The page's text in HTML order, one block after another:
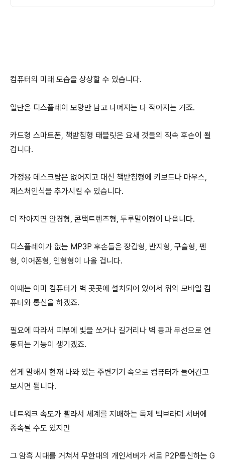
컴퓨터의 미래 모습을 상상할 수 있습니다.
일단은 디스플레이 모양만 남고 나머지는 다 작아지는 거죠.
카드형 스마트폰, 책받침형 태블릿은 요새 것들의 직속 후손이 될
겁니다.
가정용 데스크탑은 없어지고 대신 책받침형에 키보드나 마우스,
제스처인식을 추가시킬 수 있습니다.
더 작아지면 안경형, 콘택트렌즈형, 두루말이형이 나옵니다.
디스플레이가 없는 MP3P 후손들은 장갑형, 반지형, 구슬형, 펜
형, 이어폰형, 인형형이 나올 겁니다.
이때는 이미 컴퓨터가 벽 곳곳에 설치되어 있어서 위의 모바일 컴
퓨터와 통신을 하겠죠.
필요에 따라서 피부에 빛을 쏘거나 길거리나 벽 등과 무선으로 연
동되는 기능이 생기겠죠.
쉽게 말해서 현재 나와 있는 주변기기 속으로 컴퓨터가 들어간고
보시면 됩니다.
네트워크 속도가 빨라서 세계를 지배하는 독제 빅브라더 서버에
종속될 수도 있지만
그 암흑 시대를 거쳐서 무한대의 개인서버가 서로 P2P통신하는 G